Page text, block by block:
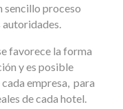
sencillo proceso
autoridades.
favorece la forma
y es posible
empresa, para
de cada hotel.